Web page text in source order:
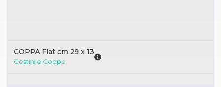
COPPA Flat cm 29 x 13
Cestini e Coppe